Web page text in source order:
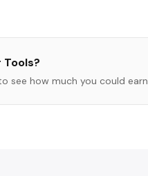
Tools?
see how much you could